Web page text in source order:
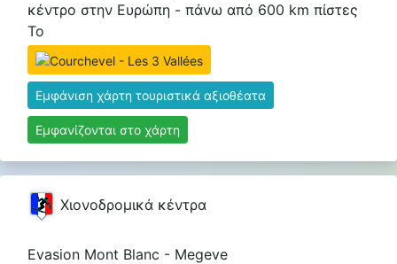
κέντρο στην Ευρώπη - πάνω από 600 km πίστες
Το
Εμφάνιση χάρτη τουριστικά αξιοθέατα
Εμφανίζονται στο χάρτη
Χιονοδρομικά κέντρα
Evasion Mont Blanc - Megeve